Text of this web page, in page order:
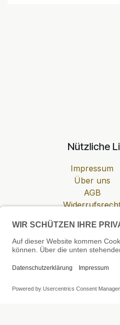
Nützliche
Impressum
Über uns
AGB
Zahlung &
Cookie-